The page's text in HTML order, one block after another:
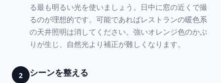
る最も明るい光を使いましょう。日中に窓の近くで撮
るのが理想的です。可能であればレストランの暖色系
の天井照明は消してください。強いオレンジ色のかぶ
りが生じ、自然光より補正が難しくなります。
2 シーンを整える